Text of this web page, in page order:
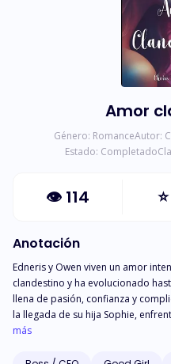
Amor
Género: RomanceAutor:
Estado: Completado
👁 114 ⭐
Anotación
Edneris y Owen viven un amor
clandestino y ha evolucionado
llena de pasión, confianza y
la llegada de su hija Sophie,
visitas inesperadas de familiares
más